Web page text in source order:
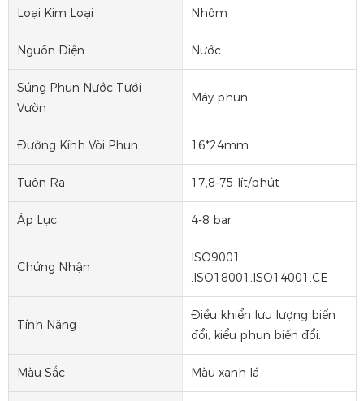
Loại Kim Loại Nhôm
Nguồn Điện Nước
Súng Phun Nước Tưới
Vườn
Máy phun
Đường Kính Vòi Phun 16*24mm
Tuôn Ra 17,8-75 lít/phút
Áp Lực 4-8 bar
Chứng Nhận
ISO9001
,ISO18001,ISO14001,CE
Tính Năng
Điều khiển lưu lượng biến
đổi, kiểu phun biến đổi.
Màu Sắc Màu xanh lá